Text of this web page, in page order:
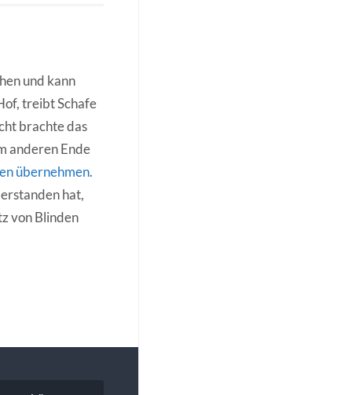
und kann
treibt Schafe
brachte das
anderen Ende
übernehmen.
hat,
von Blinden